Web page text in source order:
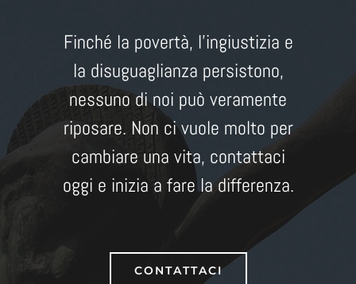
Finché la povertà, l’ingiustizia e
la disuguaglianza persistono,
nessuno di noi può veramente
riposare. Non ci vuole molto per
cambiare una vita, contattaci
oggi e inizia a fare la differenza.
CONTATTACI